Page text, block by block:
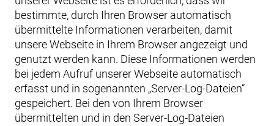
bestimmte, durch Ihren Browser automatisch
übermittelte Informationen verarbeiten, damit
unsere Webseite in Ihrem Browser angezeigt und
genutzt werden kann. Diese Informationen werden
bei jedem Aufruf unserer Webseite automatisch
erfasst und in sogenannten „Server-Log-Dateien“
gespeichert. Bei den von Ihrem Browser
übermittelten und in den Server-Log-Dateien